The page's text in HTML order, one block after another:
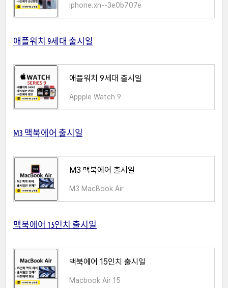
iphone.xn--3e0b707e
애플워치 9세대 출시일
애플워치 9세대 출시일
Appple Watch 9
M3 맥북에어 출시일
M3 맥북에어 출시일
M3 MacBook Air
맥북에어 15인치 출시일
맥북에어 15인치 출시일
Macbook Air 15